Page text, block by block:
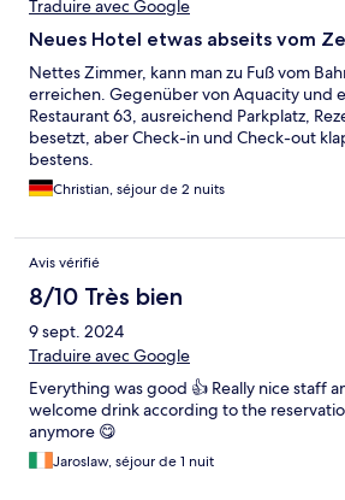
Traduire avec Google
Neues Hotel etwas abseits vom
Nettes Zimmer, kann man zu Fuß vom
erreichen. Gegenüber von Aquacity und
Restaurant 63, ausreichend Parkplatz,
besetzt, aber Check-in und Check-out
bestens.
Christian, séjour de 2 nuits
Avis vérifié
8/10 Très bien
9 sept. 2024
Traduire avec Google
Everything was good 👍 Really nice staff
welcome drink according to the
anymore 😋
Jaroslaw, séjour de 1 nuit